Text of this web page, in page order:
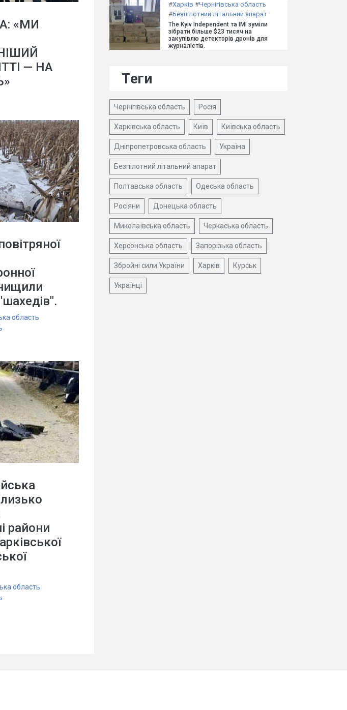
«МИ
— НА
область
райони
область
#Харків #Чернігівська область
#Безпілотний літальний апарат
The Kyiv Independent та ІМІ зуміли
зібрати більше $23 тисяч на
закупівлю детекторів дронів для
журналістів.
Теги
Чернігівська область Росія
Харківська область Київ Київська область
Дніпропетровська область Україна
Безпілотний літальний апарат
Полтавська область Одеська область
Росіяни Донецька область
Миколаївська область Черкаська область
Херсонська область Запорізька область
Збройні сили України Харків Курськ
Українці